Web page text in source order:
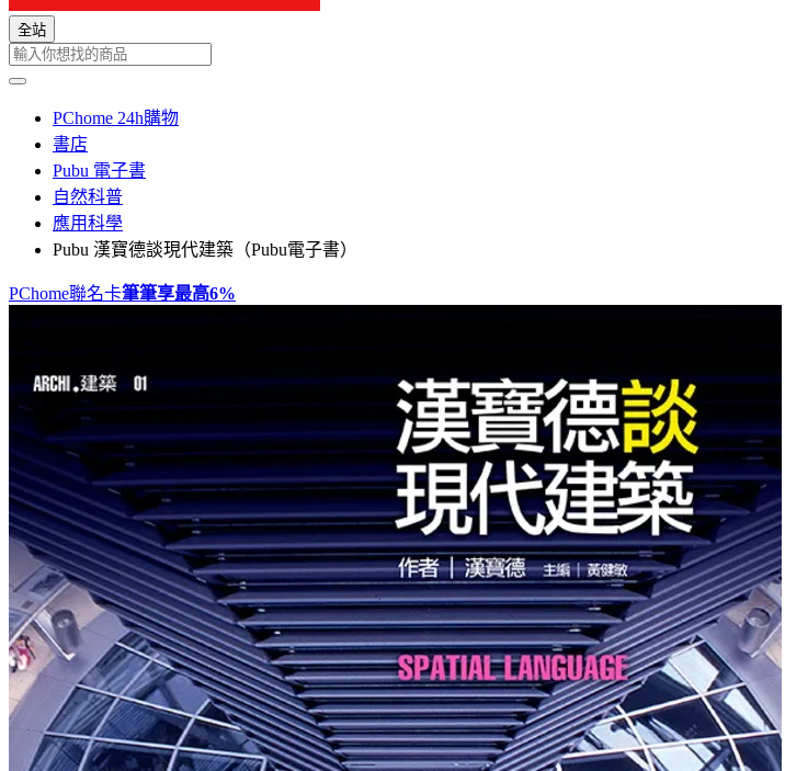
全站
PChome 24h購物
書店
Pubu 電子書
自然科普
應用科學
Pubu 漢寶德談現代建築（Pubu電子書）
PChome聯名卡筆筆享最高6%